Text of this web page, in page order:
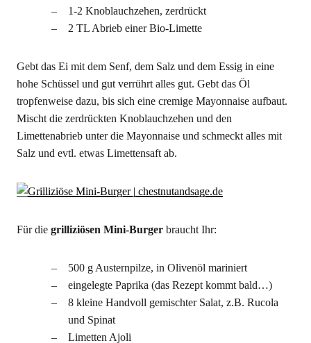
1-2 Knoblauchzehen, zerdrückt
2 TL Abrieb einer Bio-Limette
Gebt das Ei mit dem Senf, dem Salz und dem Essig in eine
hohe Schüssel und gut verrührt alles gut. Gebt das Öl
tropfenweise dazu, bis sich eine cremige Mayonnaise aufbaut.
Mischt die zerdrückten Knoblauchzehen und den
Limettenabrieb unter die Mayonnaise und schmeckt alles mit
Salz und evtl. etwas Limettensaft ab.
Für die grilliziösen Mini-Burgerbraucht Ihr:
500 g Austernpilze, in Olivenöl mariniert
eingelegte Paprika (das Rezept kommt bald…)
8 kleine Handvoll gemischter Salat, z.B. Rucola
und Spinat
Limetten Ajoli